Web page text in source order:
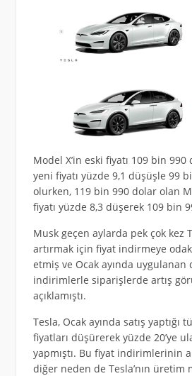
Model X’in eski fiyatı 109 bin 990
yeni fiyatı yüzde 9,1 düşüşle 99
olurken, 119 bin 990 dolar olan
fiyatı yüzde 8,3 düşerek 109 bin
Musk geçen aylarda pek çok kez
artırmak için fiyat indirmeye
etmiş ve Ocak ayında
indirimlerle siparişlerde artış
açıklamıştı.
Tesla, Ocak ayında satış yaptığı
fiyatları düşürerek yüzde 20’ye
yapmıştı. Bu fiyat indirimlerinin
diğer neden de Tesla’nın üretim